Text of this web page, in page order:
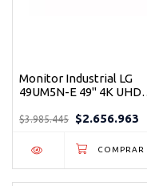
Monitor Industrial LG
49UM5N-E 49" 4K UHD
Integrado
$3.985.445 $2.656.963